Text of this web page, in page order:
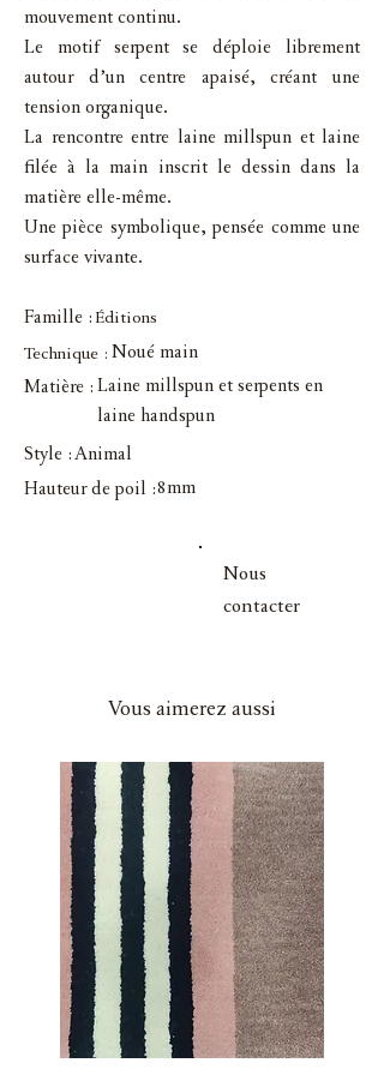
mouvement continu.
Le motif serpent se déploie librement
autour d’un centre apaisé, créant une
tension organique.
La rencontre entre laine millspun et laine
filée à la main inscrit le dessin dans la
matière elle-même.
Une pièce symbolique, pensée comme une
surface vivante.
Famille :Éditions
Technique : Noué main
Matière : Laine millspun et serpents en
laine handspun
Style :Animal
Hauteur de poil :8mm
Nous
contacter
Vous aimerez aussi